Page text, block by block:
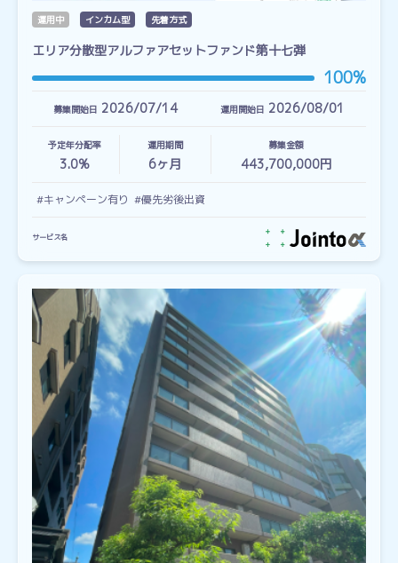
運用中 インカム型 先着方式
エリア分散型アルファアセットファンド第十七弾
100%
募集開始日 2026/07/14 運用開始日 2026/08/01
予定年分配率
3.0%
運用期間
6ヶ月
募集金額
443,700,000円
#キャンペーン有り #優先劣後出資
サービス名